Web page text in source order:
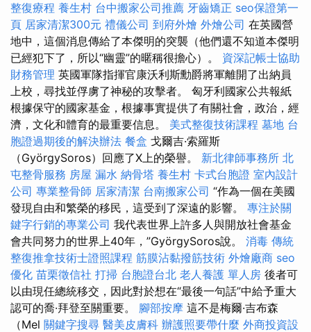
整復療程 養生村 台中搬家公司推薦 牙齒矯正 seo保證第一
頁 居家清潔300元 禮儀公司 到府外燴 外燴公司 在英國營
地中，這個消息傳給了本傑明的突襲（他們還不知道本傑明
已經犯下了，所以“幽靈”的暱稱很擔心）。 資深記帳士協助
財務管理 英國軍隊指揮官康沃利斯勳爵將軍離開了出納員
上校，尋找並俘虜了神秘的攻擊者。 匈牙利國家公共報紙
根據保守的國家基金，根據事實提供了有關社會，政治，經
濟，文化和體育的最重要信息。 美式整復技術課程 墓地 台
胞證過期後的解決辦法 餐盒 戈爾吉·索羅斯
（GyörgySoros）回應了X上的榮譽。 新北律師事務所 北
屯整骨服務 房屋 漏水 納骨塔 養生村 卡式台胞證 室內設計
公司 專業整骨師 居家清潔 台南搬家公司 “作為一個在美國
發現自由和繁榮的移民，這受到了深遠的影響。 專注於關
鍵字行銷的專業公司 我代表世界上許多人與開放社會基金
會共同努力的世界上40年，”GyörgySoros說。 消毒 傳統
整復推拿技術士證照課程 筋膜沾黏撥筋技術 外燴廠商 seo
優化 苗栗徵信社 打掃 台胞證台北 老人養護 單人房 後者可
以由現任總統移交，因此對於想在“最後一句話”中給予重大
認可的喬·拜登至關重要。 腳部按摩 這不是梅爾·吉布森
（Mel 關鍵字搜尋 醫美皮膚科 辦護照要帶什麼 外商投資設